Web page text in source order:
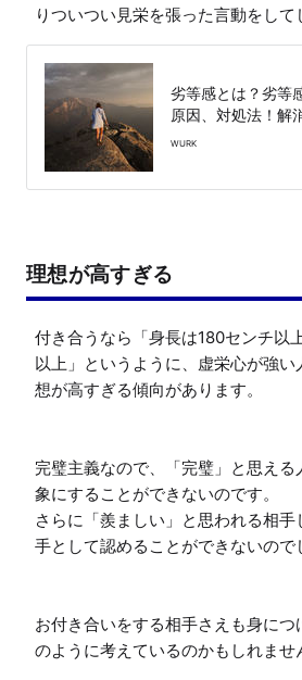
りついつい見栄を張った言動をして
劣等感とは？劣等
原因、対処法！解
WURK
理想が高すぎる
付き合うなら「身長は180センチ以
以上」というように、虚栄心が強い
想が高すぎる傾向があります。
完璧主義なので、「完璧」と思え
象にすることができないのです。
さらに「羨ましい」と思われる相
手として認めることができないので
お付き合いをする相手さえも身につ
のように考えているのかもしれませ